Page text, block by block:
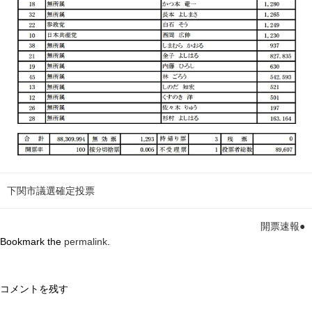
下関市議選確定投票
開票速報●
Bookmark the permalink
コメントを残す